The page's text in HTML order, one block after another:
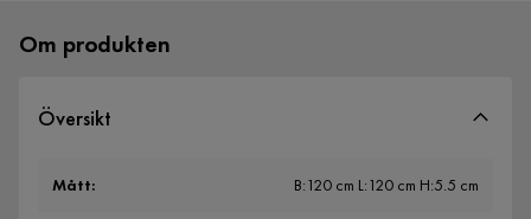
Om produkten
Översikt
Mått: B:120 cm L:120 cm H:5.5 cm